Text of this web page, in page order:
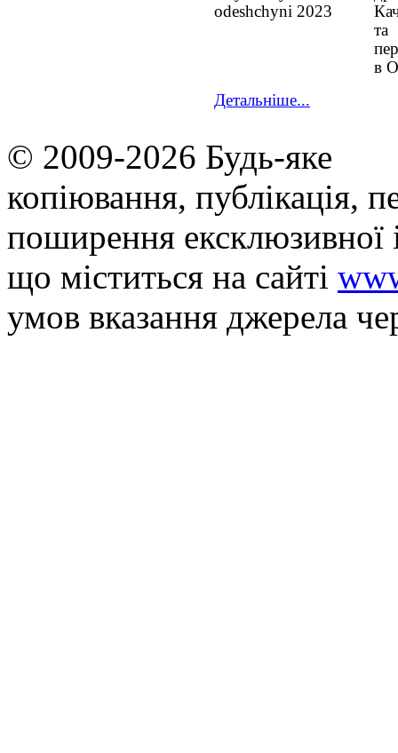
в
Детальніше...
© 2009-2026 Будь-яке
копiювання, публiкацiя,
поширення
що мiститься на сайті
умов вказання джерела